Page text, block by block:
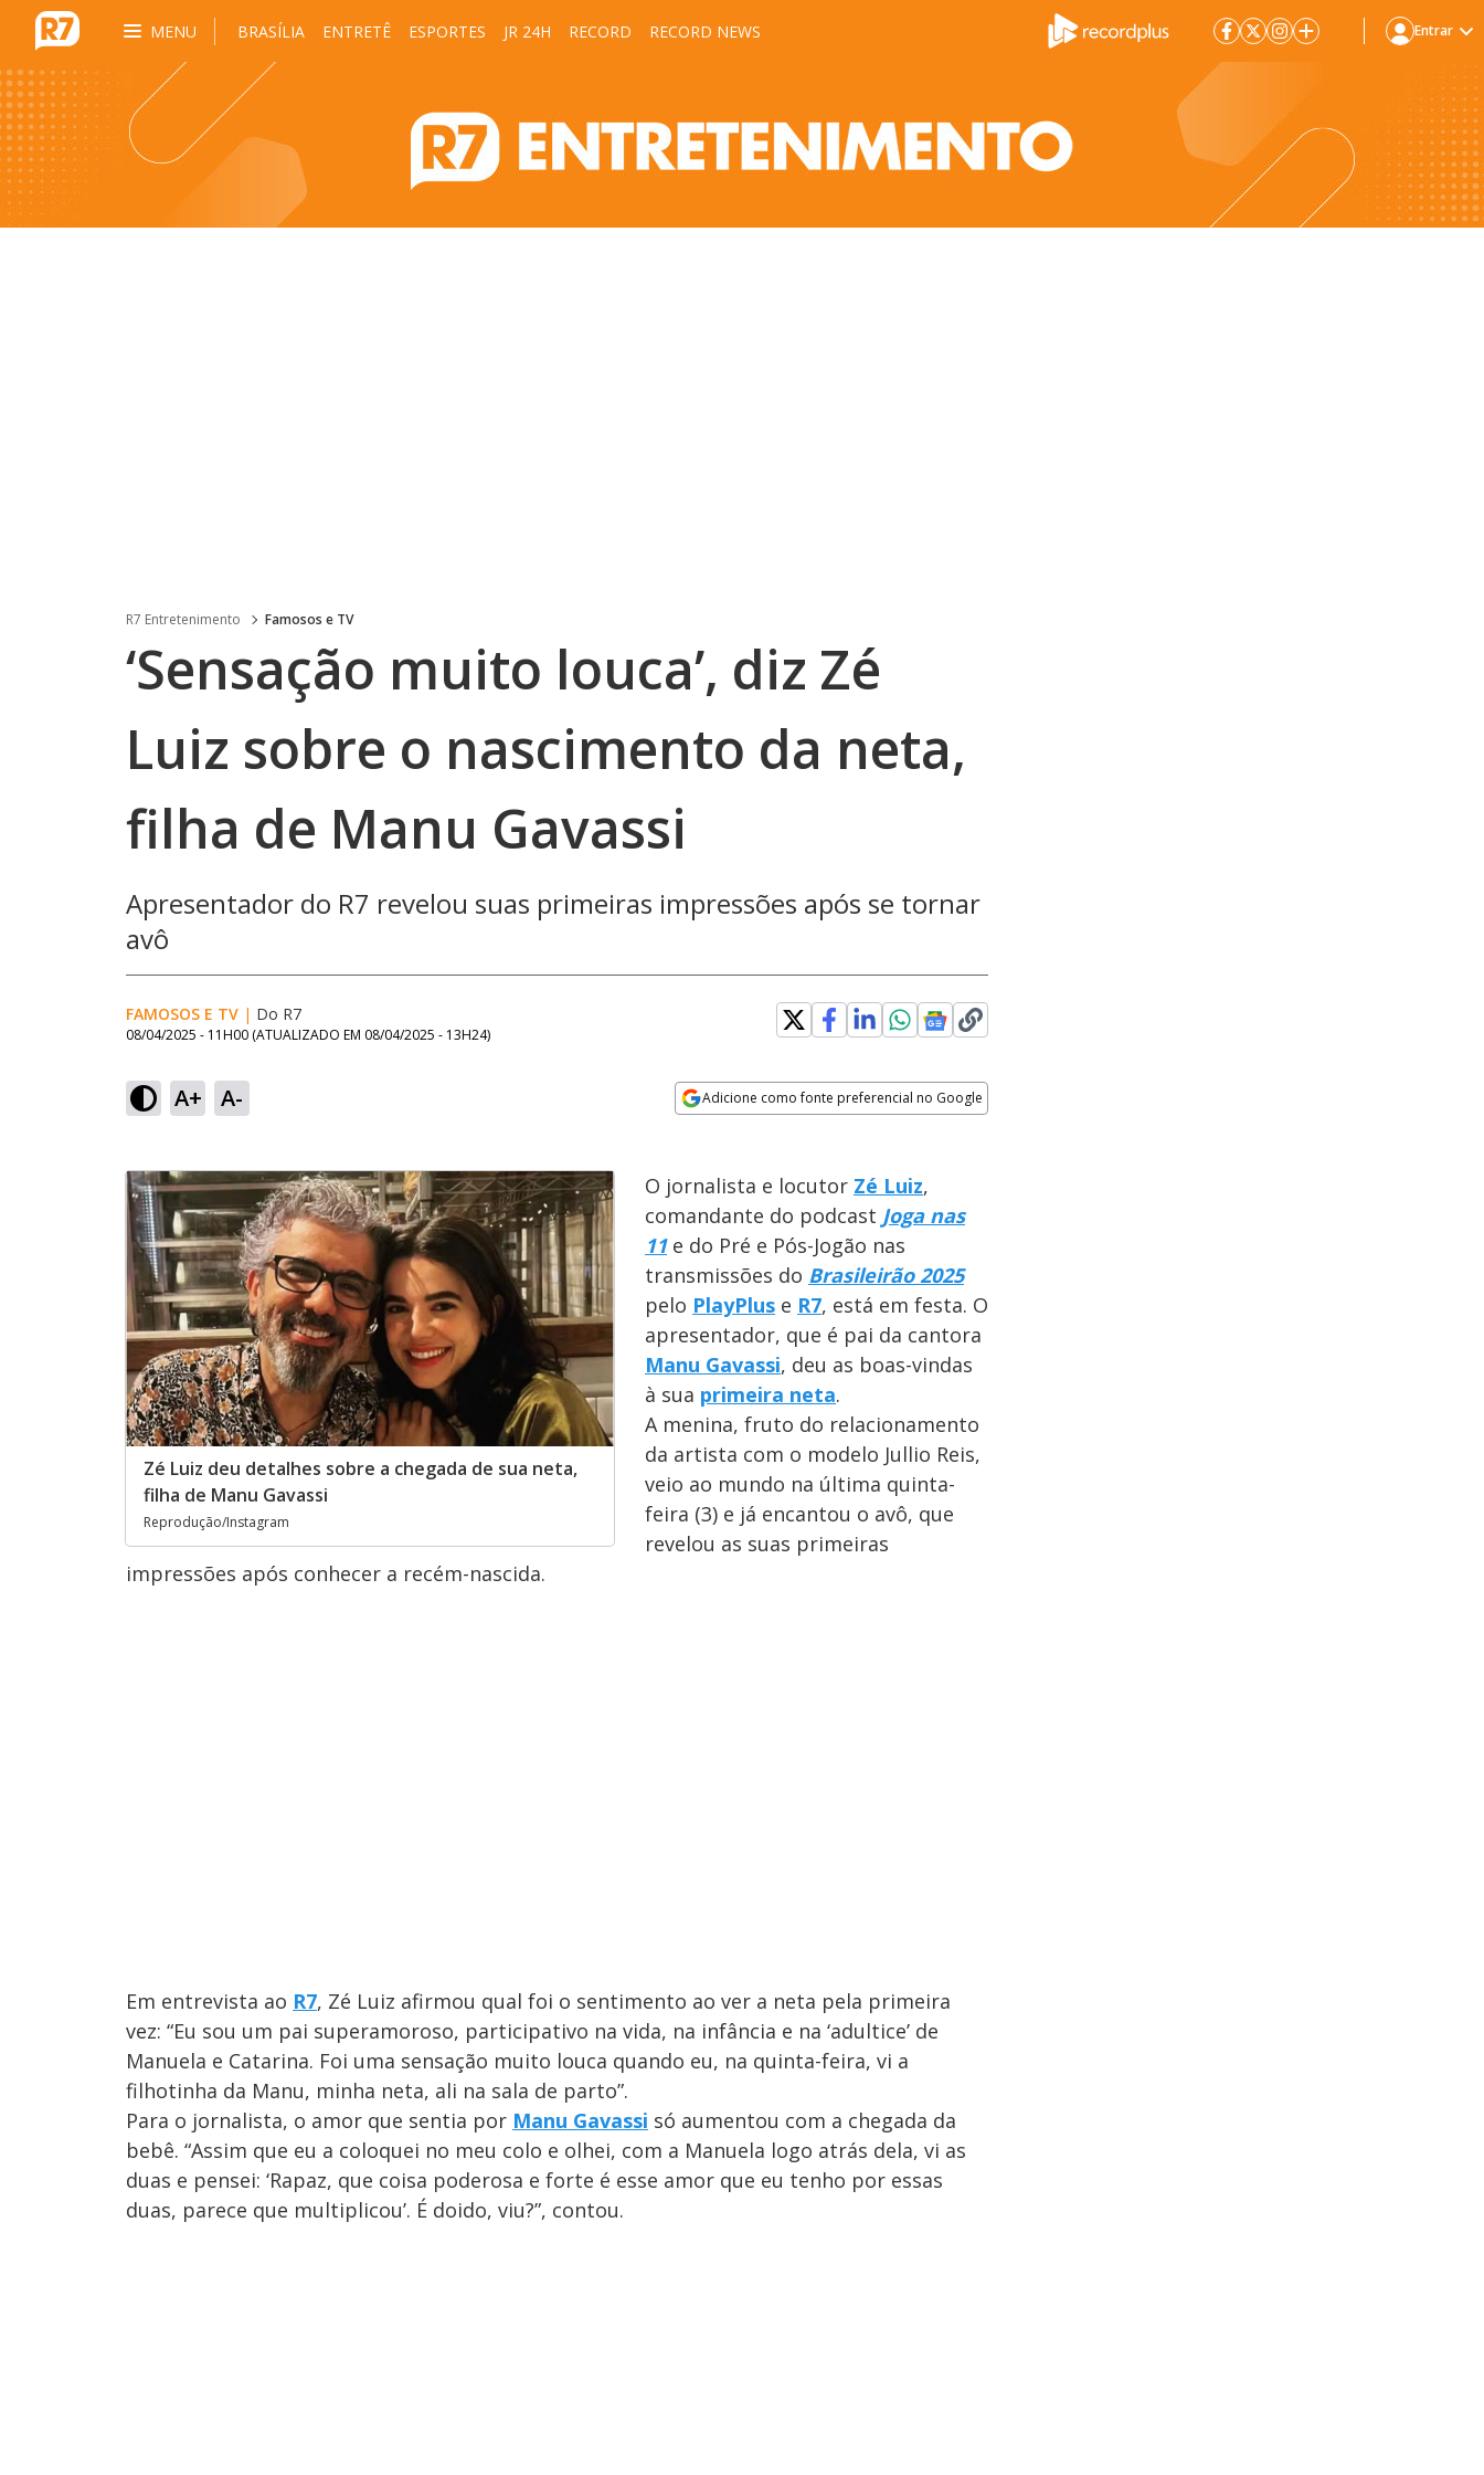
MENU BRASÍLIA ENTRETÊ ESPORTES JR 24H RECORD RECORD NEWS Entrar
R7 Entretenimento Famosos e TV
‘Sensação muito louca’, diz Zé
Luiz sobre o nascimento da neta,
filha de Manu Gavassi
Apresentador do R7 revelou suas primeiras impressões após se tornar
avô
FAMOSOS E TV | Do R7
08/04/2025 - 11H00 (ATUALIZADO EM 08/04/2025 - 13H24)
A+ A- Adicione como fonte preferencial no Google
Zé Luiz deu detalhes sobre a chegada de sua neta,
filha de Manu Gavassi
Reprodução/Instagram
O jornalista e locutor Zé Luiz,
comandante do podcast Joga nas
11e do Pré e Pós-Jogão nas
transmissões do Brasileirão 2025
pelo PlayPlus e R7, está em festa. O
apresentador, que é pai da cantora
Manu Gavassi, deu as boas-vindas
à sua primeira neta.
A menina, fruto do relacionamento
da artista com o modelo Jullio Reis,
veio ao mundo na última quinta-
feira (3) e já encantou o avô, que
revelou as suas primeiras
impressões após conhecer a recém-nascida.
Em entrevista ao R7, Zé Luiz afirmou qual foi o sentimento ao ver a neta pela primeira
vez: “Eu sou um pai superamoroso, participativo na vida, na infância e na ‘adultice’ de
Manuela e Catarina. Foi uma sensação muito louca quando eu, na quinta-feira, vi a
filhotinha da Manu, minha neta, ali na sala de parto”.
Para o jornalista, o amor que sentia por Manu Gavassi só aumentou com a chegada da
bebê. “Assim que eu a coloquei no meu colo e olhei, com a Manuela logo atrás dela, vi as
duas e pensei: ‘Rapaz, que coisa poderosa e forte é esse amor que eu tenho por essas
duas, parece que multiplicou’. É doido, viu?”, contou.